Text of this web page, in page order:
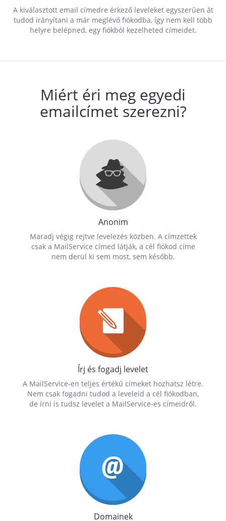
A kiválasztott email címedre érkező leveleket egyszerűen át
tudod irányítani a már meglévő fiókodba, így nem kell több
helyre belépned, egy fiókból kezelheted címeidet.
Miért éri meg egyedi
emailcímet szerezni?
Anonim
Maradj végig rejtve levelezés közben. A címzettek
csak a MailService címed látják, a cél fiókod címe
nem derül ki sem most, sem később.
Írj és fogadj levelet
A MailService-en teljes értékű címeket hozhatsz létre.
Nem csak fogadni tudod a leveleid a cél fiókodban,
de írni is tudsz levelet a MailService-es címeidről.
Domainek